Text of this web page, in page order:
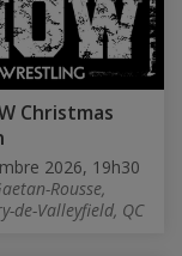
Christmas
2026, 19h30
Rousse,
de-Valleyfield, QC